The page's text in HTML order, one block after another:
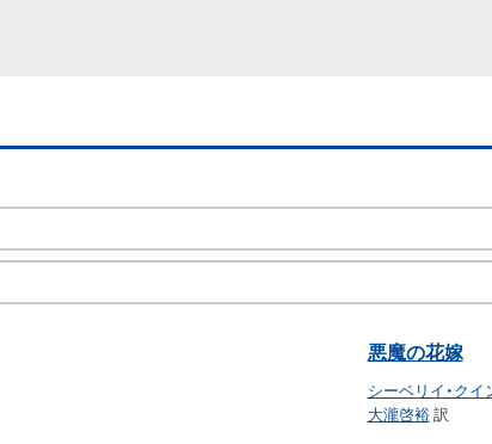
悪魔の花嫁
シーベリイ・クイ
大瀧啓裕訳